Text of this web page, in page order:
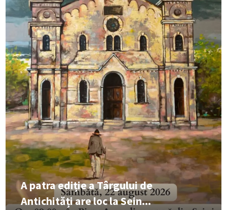
A patra ediție a Târgului de
Antichități are loc la Sein...